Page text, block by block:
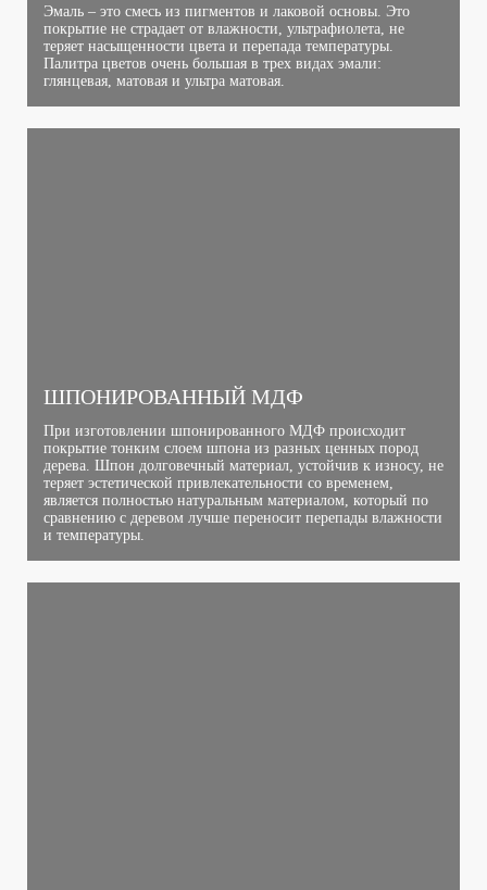
Эмаль – это смесь из пигментов и лаковой основы. Это
покрытие не страдает от влажности, ультрафиолета, не
теряет насыщенности цвета и перепада температуры.
Палитра цветов очень большая в трех видах эмали:
глянцевая, матовая и ультра матовая.
ШПОНИРОВАННЫЙ МДФ
При изготовлении шпонированного МДФ происходит
покрытие тонким слоем шпона из разных ценных пород
дерева. Шпон долговечный материал, устойчив к износу, не
теряет эстетической привлекательности со временем,
является полностью натуральным материалом, который по
сравнению с деревом лучше переносит перепады влажности
и температуры.